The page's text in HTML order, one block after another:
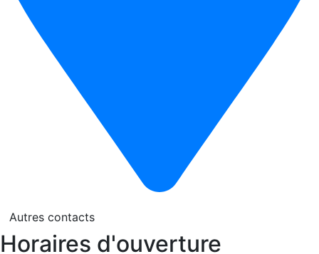
Autres contacts
Horaires d'ouverture